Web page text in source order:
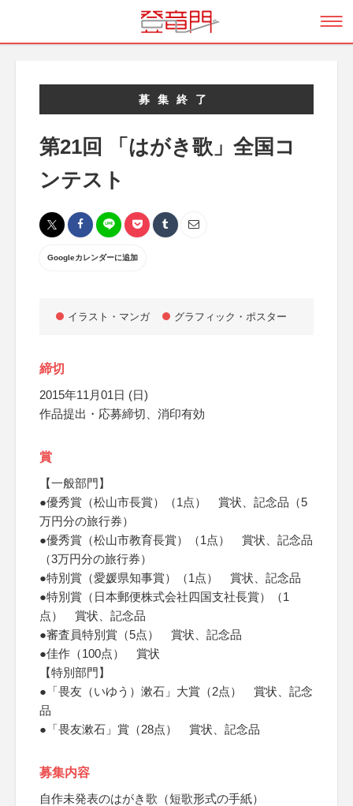
募集終了
第21回 「はがき歌」全国コ
ンテスト
Googleカレンダーに追加
イラスト・マンガ グラフィック・ポスター
締切
2015年11月01日 (日)
作品提出・応募締切、消印有効
賞
【一般部門】
●優秀賞（松山市長賞）（1点） 賞状、記念品（5
万円分の旅行券）
●優秀賞（松山市教育長賞）（1点） 賞状、記念品
（3万円分の旅行券）
●特別賞（愛媛県知事賞）（1点） 賞状、記念品
●特別賞（日本郵便株式会社四国支社長賞）（1
点） 賞状、記念品
●審査員特別賞（5点） 賞状、記念品
●佳作（100点） 賞状
【特別部門】
●「畏友（いゆう）漱石」大賞（2点） 賞状、記念
品
●「畏友漱石」賞（28点） 賞状、記念品
募集内容
自作未発表のはがき歌（短歌形式の手紙）